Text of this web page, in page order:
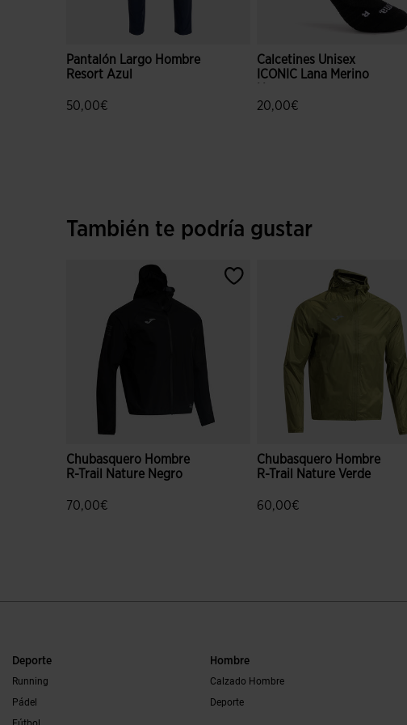
Pantalón Largo Hombre
Resort Azul
50,00€
Calcetines Unisex
ICONIC Lana Merino
20,00€
También te podría gustar
Chubasquero Hombre
R-Trail Nature Negro
70,00€
Chubasquero Hombre
R-Trail Nature Verde
60,00€
Deporte
Running
Pádel
Hombre
Calzado Hombre
Deporte